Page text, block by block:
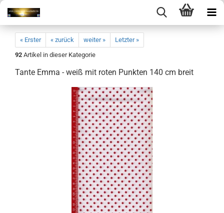
« Erster « zurück weiter »
Letzter »
92 Artikel in dieser Kategorie
Tante Emma - weiß mit roten Punkten 140 cm breit